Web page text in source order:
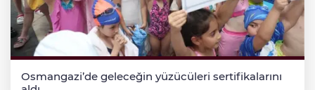
Osmangazi’de geleceğin yüzücüleri sertifikalarını